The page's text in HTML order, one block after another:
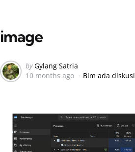
image
Posted
by
by Gylang Satria
10 months ago
Blm ada diskusi